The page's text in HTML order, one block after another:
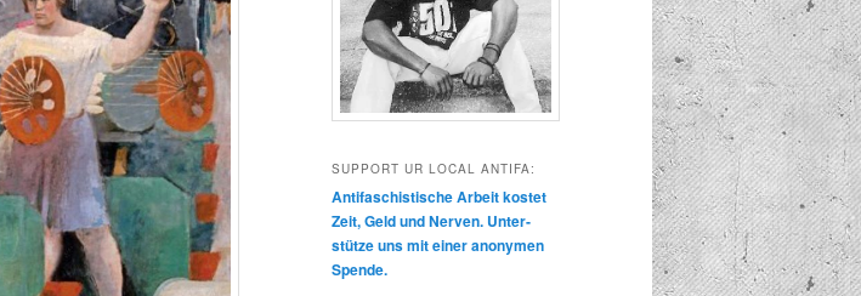
SUPPORT UR LOCAL ANTIFA:
Antifaschis­tis­che Arbeit kostet
Zeit, Geld und Ner­ven. Unter­
stütze uns mit ein­er anony­men
Spende.